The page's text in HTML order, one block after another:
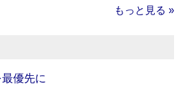
もっと見る »
優先に